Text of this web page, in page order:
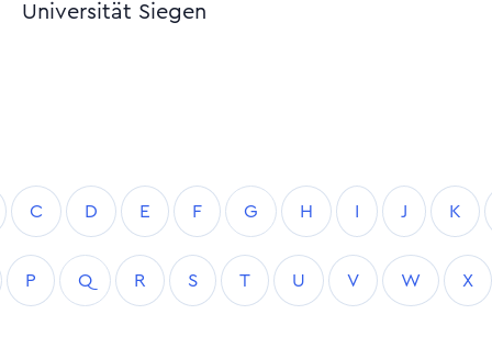
Universität Siegen
C D E F G H I J K
P Q R S T U V W X